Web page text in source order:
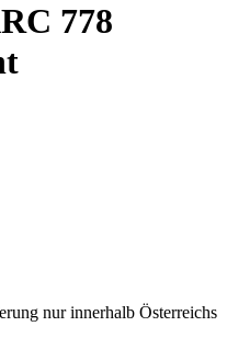
778
nur innerhalb Österreichs